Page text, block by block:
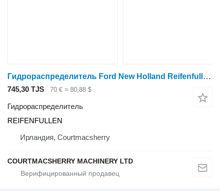
Гидрораспределитель Ford New Holland Reifenfullen Control Valve Assy Reifenfullen REIFENFULLEN для трактора колесного
745,30 TJS 70 € ≈ 80,88 $
Гидрораспределитель
REIFENFULLEN
Ирландия, Courtmacsherry
COURTMACSHERRY MACHINERY LTD